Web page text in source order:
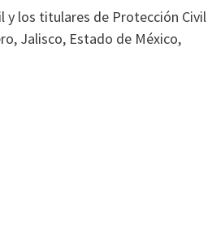
y los titulares de Protección Civil
Jalisco, Estado de México,